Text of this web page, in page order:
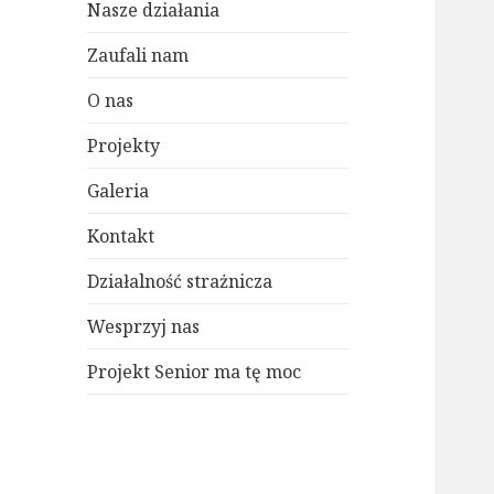
Nasze działania
Zaufali nam
O nas
Projekty
Galeria
Kontakt
Działalność strażnicza
Wesprzyj nas
Projekt Senior ma tę moc